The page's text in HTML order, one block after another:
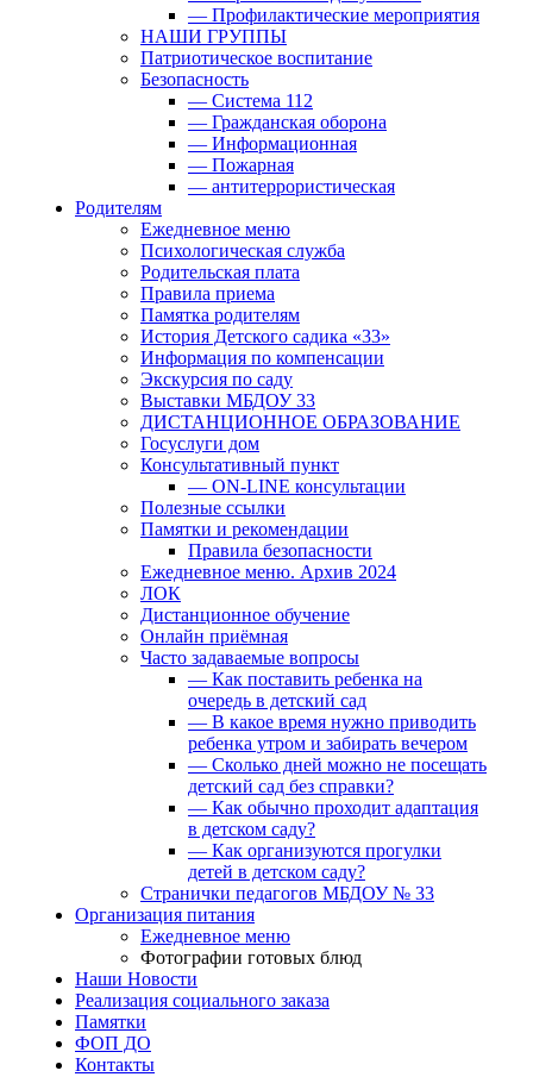
— Профилактические мероприятия
НАШИ ГРУППЫ
Патриотическое воспитание
Безопасность
— Система 112
— Гражданская оборона
— Информационная
— Пожарная
— антитеррористическая
Родителям
Ежедневное меню
Психологическая служба
Родительская плата
Правила приема
Памятка родителям
История Детского садика «33»
Информация по компенсации
Экскурсия по саду
Выставки МБДОУ 33
ДИСТАНЦИОННОЕ ОБРАЗОВАНИЕ
Госуслуги дом
Консультативный пункт
— ON-LINE консультации
Полезные ссылки
Памятки и рекомендации
Правила безопасности
Ежедневное меню. Архив 2024
ЛОК
Дистанционное обучение
Онлайн приёмная
Часто задаваемые вопросы
— Как поставить ребенка на
очередь в детский сад
— В какое время нужно приводить
ребенка утром и забирать вечером
— Сколько дней можно не посещать
детский сад без справки?
— Как обычно проходит адаптация
в детском саду?
— Как организуются прогулки
детей в детском саду?
Странички педагогов МБДОУ № 33
Организация питания
Ежедневное меню
Фотографии готовых блюд
Наши Новости
Реализация социального заказа
Памятки
ФОП ДО
Контакты